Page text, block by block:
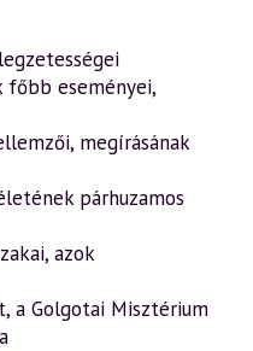
főbb eseményei,
megírásának
párhuzamos
azok
a Golgotai Misztérium